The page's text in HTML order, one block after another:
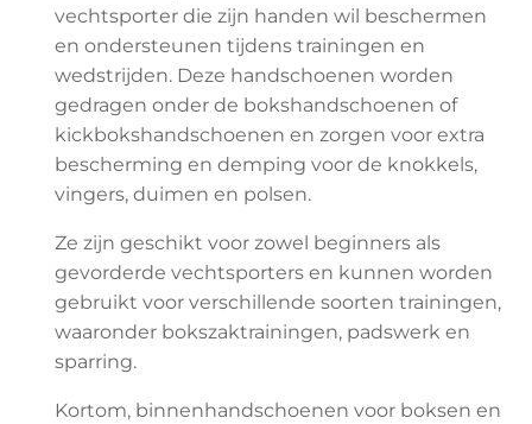
vechtsporter die zijn handen wil beschermen
en ondersteunen tijdens trainingen en
wedstrijden. Deze handschoenen worden
gedragen onder de bokshandschoenen of
kickbokshandschoenen en zorgen voor extra
bescherming en demping voor de knokkels,
vingers, duimen en polsen.
Ze zijn geschikt voor zowel beginners als
gevorderde vechtsporters en kunnen worden
gebruikt voor verschillende soorten trainingen,
waaronder bokszaktrainingen, padswerk en
sparring.
Kortom, binnenhandschoenen voor boksen en